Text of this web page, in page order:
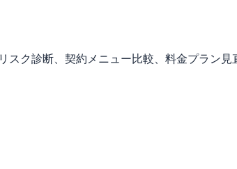
スク診断、契約メニュー比較、料金プラン